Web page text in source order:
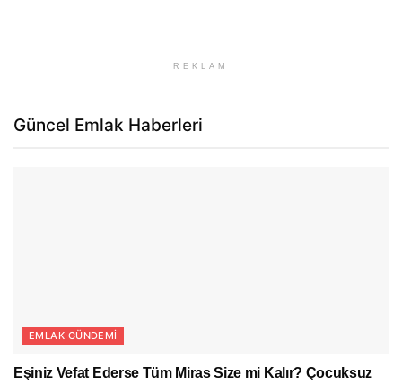
REKLAM
Güncel Emlak Haberleri
EMLAK GÜNDEMI
Eşiniz Vefat Ederse Tüm Miras Size mi Kalır? Çocuksuz